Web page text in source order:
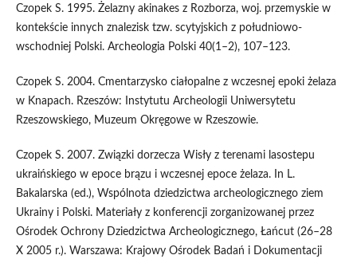
Czopek S. 1995. Żelazny akinakes z Rozborza, woj. przemyskie w
kontekście innych znalezisk tzw. scytyjskich z południowo-
wschodniej Polski. Archeologia Polski 40(1–2), 107–123.
Czopek S. 2004. Cmentarzysko ciałopalne z wczesnej epoki żelaza
w Knapach. Rzeszów: Instytutu Archeologii Uniwersytetu
Rzeszowskiego, Muzeum Okręgowe w Rzeszowie.
Czopek S. 2007. Związki dorzecza Wisły z terenami lasostepu
ukraińskiego w epoce brązu i wczesnej epoce żelaza. In L.
Bakalarska (ed.), Wspólnota dziedzictwa archeologicznego ziem
Ukrainy i Polski. Materiały z konferencji zorganizowanej przez
Ośrodek Ochrony Dziedzictwa Archeologicznego, Łańcut (26–28
X 2005 r.). Warszawa: Krajowy Ośrodek Badań i Dokumentacji